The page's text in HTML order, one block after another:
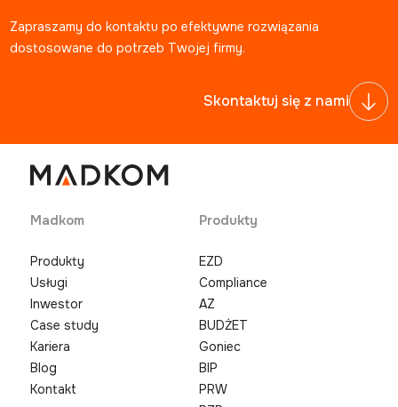
Zapraszamy do kontaktu po efektywne rozwiązania
dostosowane do potrzeb Twojej firmy.
Skontaktuj się z nami
Madkom
Produkty
Usługi
Inwestor
Case study
Kariera
Blog
Kontakt
Produkty
EZD
Compliance
AZ
BUDŻET
Goniec
BIP
PRW